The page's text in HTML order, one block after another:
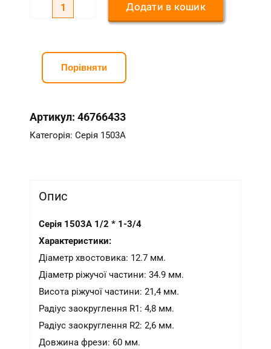
Серія
3/8
кількість
Додати в кошик
Порівняти
Артикул:46766433
Категорія:Серія 1503А
Опис
Серія 1503А 1/2 * 1-3/4
Характеристики:
Діаметр хвостовика: 12.7 мм.
Діаметр ріжучої частини: 34.9 мм.
Висота ріжучої частини: 21,4 мм.
Радіус заокруглення R1: 4,8 мм.
Радіус заокруглення R2: 2,6 мм.
Довжина фрези: 60 мм.